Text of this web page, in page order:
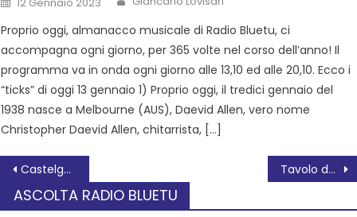
Proprio oggi, almanacco musicale di Radio Bluetu, ci
accompagna ogni giorno, per 365 volte nel corso dell’anno! Il
programma va in onda ogni giorno alle 13,10 ed alle 20,10. Ecco i
“ticks” di oggi 13 gennaio 1) Proprio oggi, il tredici gennaio del
1938 nasce a Melbourne (AUS), Daevid Allen, vero nome
Christopher Daevid Allen, chitarrista, […]
Castelguglielmo: convocazione in ritardo, la minoranza deserta il Consiglio Comunale Tavolo della Pace: 52 settimane di presenza in piazza
ASCOLTA RADIO BLUETU